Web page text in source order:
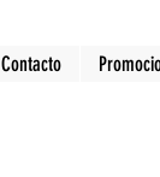
Contacto